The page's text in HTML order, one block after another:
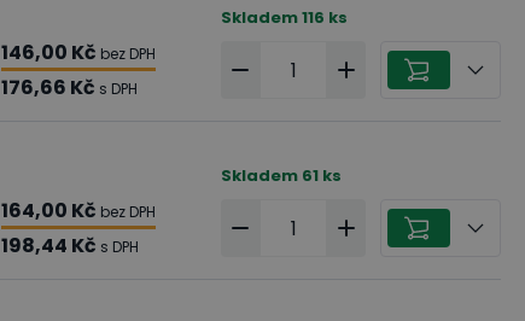
146,00 Kč bez DPH
176,66 Kč s DPH
Skladem116 ks
164,00 Kč bez DPH
198,44 Kč s DPH
Skladem 61 ks